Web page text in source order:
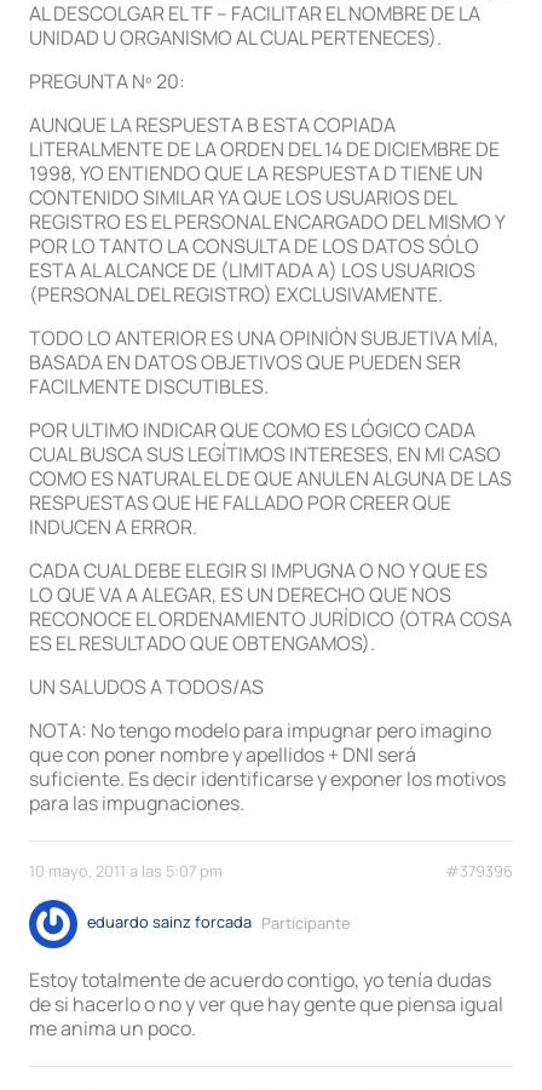
AL DESCOLGAR EL TF – FACILITAR EL NOMBRE DE LA
UNIDAD U ORGANISMO AL CUAL PERTENECES).
PREGUNTA Nº 20:
AUNQUE LA RESPUESTA B ESTA COPIADA
LITERALMENTE DE LA ORDEN DEL 14 DE DICIEMBRE DE
1998, YO ENTIENDO QUE LA RESPUESTA D TIENE UN
CONTENIDO SIMILAR YA QUE LOS USUARIOS DEL
REGISTRO ES EL PERSONAL ENCARGADO DEL MISMO Y
POR LO TANTO LA CONSULTA DE LOS DATOS SÓLO
ESTA AL ALCANCE DE (LIMITADA A) LOS USUARIOS
(PERSONAL DEL REGISTRO) EXCLUSIVAMENTE.
TODO LO ANTERIOR ES UNA OPINIÓN SUBJETIVA MÍA,
BASADA EN DATOS OBJETIVOS QUE PUEDEN SER
FACILMENTE DISCUTIBLES.
POR ULTIMO INDICAR QUE COMO ES LÓGICO CADA
CUAL BUSCA SUS LEGÍTIMOS INTERESES, EN MI CASO
COMO ES NATURAL EL DE QUE ANULEN ALGUNA DE LAS
RESPUESTAS QUE HE FALLADO POR CREER QUE
INDUCEN A ERROR.
CADA CUAL DEBE ELEGIR SI IMPUGNA O NO Y QUE ES
LO QUE VA A ALEGAR, ES UN DERECHO QUE NOS
RECONOCE EL ORDENAMIENTO JURÍDICO (OTRA COSA
ES EL RESULTADO QUE OBTENGAMOS).
UN SALUDOS A TODOS/AS
NOTA: No tengo modelo para impugnar pero imagino
que con poner nombre y apellidos + DNI será
suficiente. Es decir identificarse y exponer los motivos
para las impugnaciones.
10 mayo, 2011 a las 5:07 pm #379396
eduardo sainz forcada Participante
Estoy totalmente de acuerdo contigo, yo tenía dudas
de si hacerlo o no y ver que hay gente que piensa igual
me anima un poco.